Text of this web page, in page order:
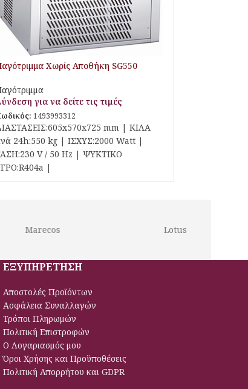
Χωρίς Αποθήκη SG550
για να δείτε τις τιμές
1493993312
mm | ΚΙΛΑ
24h:550 kg | ΙΣΧΥΣ:2000 Watt |
V / 50 Hz | ΨΥΚΤΙΚΟ
|
ΕΞΥΠΗΡΕΤΗΣΗ
Αποστολές Προϊόντων
Ασφάλεια Συναλλαγών
Τρόποι Πληρωμών
Πολιτική Eπιστροφών
Ο Λογαριασμός μου
Όροι Χρήσης και Προϋποθέσεις
Πολιτική Απορρήτου και GDPR